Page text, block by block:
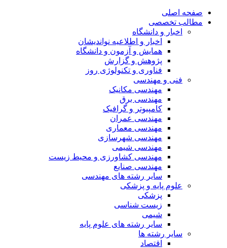
صفحه اصلی
مطالب تخصصی
اخبار و دانشگاه
اخبار و اطلاعیه نواندیشان
همایش و آزمون و دانشگاه
پژوهش و گزارش
فناوری و تکنولوژی روز
فنی و مهندسی
مهندسی مکانیک
مهندسی برق
کامپیوتر و گرافیک
مهندسی عمران
مهندسی معماری
مهندسی شهرسازی
مهندسی شیمی
مهندسی کشاورزی و محیط زیست
مهندسی صنایع
سایر رشته های مهندسی
علوم پایه و پزشکی
پزشکی
زیست شناسی
شیمی
سایر رشته های علوم پایه
سایر رشته ها
اقتصاد